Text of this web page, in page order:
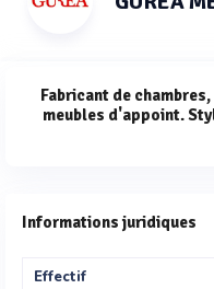
Fabricant de
meubles d'appoint.
Informations juridiques
Effectif